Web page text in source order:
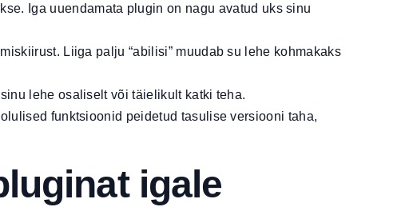
Iga uuendamata plugin on nagu avatud uks sinu
Liiga palju “abilisi” muudab su lehe kohmakaks
lehe osaliselt või täielikult katki teha.
funktsioonid peidetud tasulise versiooni taha,
igale